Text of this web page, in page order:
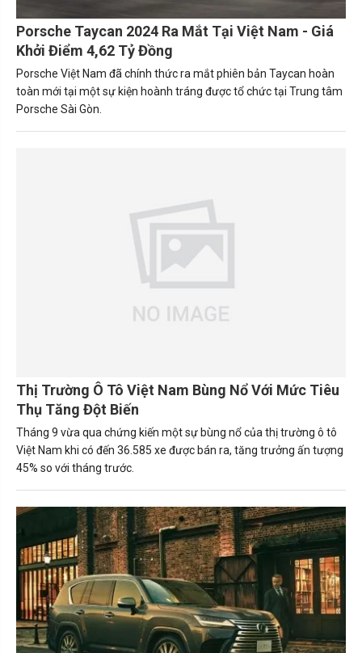
Porsche Taycan 2024 Ra Mắt Tại Việt Nam - Giá
Khởi Điểm 4,62 Tỷ Đồng
Porsche Việt Nam đã chính thức ra mắt phiên bản Taycan hoàn
toàn mới tại một sự kiện hoành tráng được tổ chức tại Trung tâm
Porsche Sài Gòn.
Thị Trường Ô Tô Việt Nam Bùng Nổ Với Mức Tiêu
Thụ Tăng Đột Biến
Tháng 9 vừa qua chứng kiến một sự bùng nổ của thị trường ô tô
Việt Nam khi có đến 36.585 xe được bán ra, tăng trưởng ấn tượng
45% so với tháng trước.